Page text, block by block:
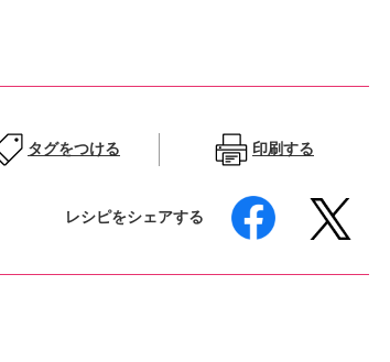
タグをつける 印刷する
レシピをシェアする